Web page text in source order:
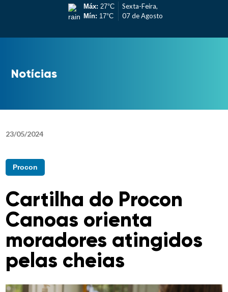
Máx: 27°C
Mín: 17°C
Sexta-Feira,
07 de Agosto
Notícias
23/05/2024
Procon
Cartilha do Procon
Canoas orienta
moradores atingidos
pelas cheias